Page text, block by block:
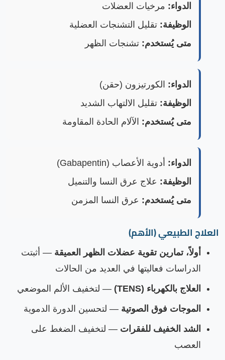
الدواء: مرخيات العضلات
الوظيفة: تقليل التشنجات العضلية
متى يُستخدم: تشنجات الظهر
الدواء: الكورتيزون (حقن)
الوظيفة: تقليل الالتهاب الشديد
متى يُستخدم: الآلام الحادة المقاومة
الدواء: أدوية الأعصاب (Gabapentin)
الوظيفة: علاج عرق النسا والتنميل
متى يُستخدم: عرق النسا المزمن
العلاج الطبيعي (الأهم)
أولاً، تمارين تقوية عضلات الظهر العميقة — أثبتت
الدراسات فعاليتها في العديد من الحالات
العلاج بالكهرباء (TENS)
— لتخفيف الألم الموضعي
الموجات فوق الصوتية — لتحسين الدورة الدموية
الشد الخفيف للفقرات — لتخفيف الضغط على
العصب